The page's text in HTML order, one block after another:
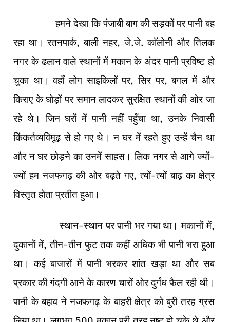
हमने देखा कि पंजाबी बाग की सड़कों पर पानी बह
रहा था। रतनपार्क, बाली नहर, जे.जे. काॅलोनी और तिलक
नगर के ढलान वाले स्थानों में मकान के अंदर पानी प्रविष्ट हो
चुका था। वहाँ लोग साइकिलों पर, सिर पर, बगल में और
किराए के घोड़ों पर समान लादकर सुरक्षित स्थानों की ओर जा
रहे थे। जिन घरों में पानी नहीं पहुँचा था, उनके निवासी
किंकर्तव्यविमूढ़ से हो गए थे। न घर में रहते हुए उन्हें चैन था
और न घर छोड़ने का उनमें साहस। लिक नगर से आगे ज्यों-
ज्यों हम नजफगढ़ की ओर बढ़ते गए, त्यों-त्यों बाढ़ का क्षेत्र
विस्तृत होता प्रतीत हुआ।
स्थान-स्थान पर पानी भर गया था। मकानों में,
दुकानों में, तीन-तीन फुट तक कहीं अधिक भी पानी भरा हुआ
था। कई बाजारों में पानी भरकर शांत खड़ा था और सब
प्रकार की गंदगी आने के कारण चारों ओर दुर्गंध फैल रही थी।
पानी के बहाव ने नजफगढ़ के बाहरी क्षेत्र को बुरी तरह ग्रस